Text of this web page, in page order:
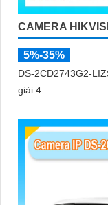
CAMERA
5%-35%
DS-2CD2743G2-
giải 4